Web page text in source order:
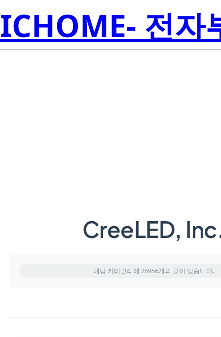
ICHOME- 전자
CreeLED,
해당 카테고리에 25956개의 글이 있습니다.